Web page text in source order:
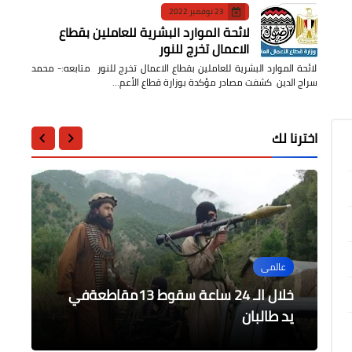
23 نوفمبر 2022
لائحة الموارد البشرية للعاملين بقطاع
الاعمال تخرج للنور
لائحة الموارد البشرية للعاملين بقطاع الاعمال تخرج للنور متابعه:- محمد
سراج الدين كشفت مصادر مؤكدة بوزارة قطاع الأعم…
اخترنا لك
الرياضة
اسطورة مصر الذهبية تواصل الانتصارات
الرياضة
الدنمارك في نصف نهائي يورو 2021 و
ديلايني أفضل لاعب في المباراة
عالمى
خلال الـ 24 ساعة سقوط 13مقاطعةفي
يد طالبان
الرياضة
تعليق صفحة نادي كوكاكولا علي دايلي
برس مصر
الرياضة
استاد المصري البورسعيدي الجديد جاهز
بعد وضع حجر الأساس اليوم